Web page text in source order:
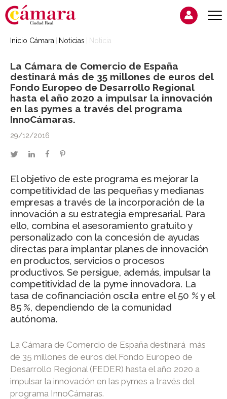
Inicio Cámara Noticias Noticia
La Cámara de Comercio de España
destinará más de 35 millones de euros del
Fondo Europeo de Desarrollo Regional
hasta el año 2020 a impulsar la innovación
en las pymes a través del programa
InnoCámaras.
29/12/2016
twitterlinkedinfacebookpinterest
El objetivo de este programa es mejorar la
competitividad de las pequeñas y medianas
empresas a través de la incorporación de la
innovación a su estrategia empresarial. Para
ello, combina el asesoramiento gratuito y
personalizado con la concesión de ayudas
directas para implantar planes de innovación
en productos, servicios o procesos
productivos. Se persigue, además, impulsar la
competitividad de la pyme innovadora. La
tasa de cofinanciación oscila entre el 50 % y el
85 %, dependiendo de la comunidad
autónoma.
La Cámara de Comercio de España destinará más
de 35 millones de euros del Fondo Europeo de
Desarrollo Regional (FEDER) hasta el año 2020 a
impulsar la innovación en las pymes a través del
programa InnoCámaras.